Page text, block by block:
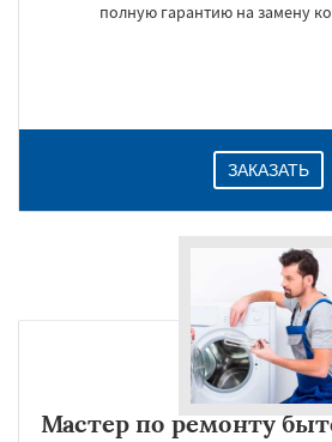
полную гарантию на замену
ЗАКАЗАТЬ
Мастер по ремонту